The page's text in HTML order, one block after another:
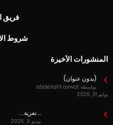
فريق
شروط
المنشورات الأخيرة
(بدون عنوان)
بواسطة abdellatif aswat
يوليو 31, 2026
….تعزية….
يونيو 9, 2025